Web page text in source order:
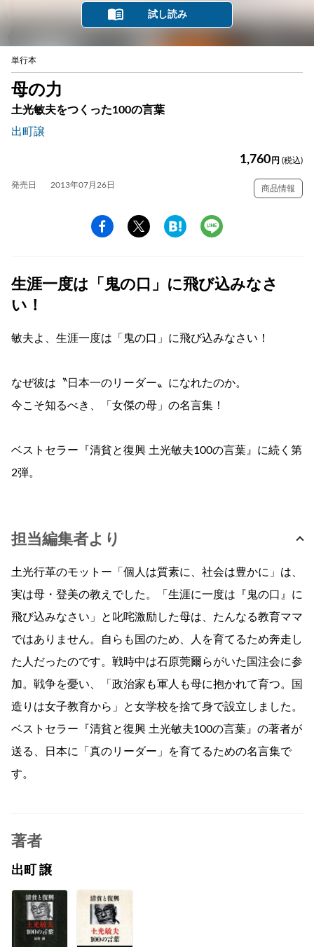
試し読み
単行本
母の力
土光敏夫をつくった100の言葉
出町譲
1,760 円 (税込)
発売日 2013年07月26日 商品情報
生涯一度は「鬼の口」に飛び込みなさ
い！
敏夫よ、生涯一度は「鬼の口」に飛び込みなさい！
なぜ彼は〝日本一のリーダー〟になれたのか。
今こそ知るべき、「女傑の母」の名言集！
ベストセラー『清貧と復興 土光敏夫100の言葉』に続く第
2弾。
担当編集者より
土光行革のモットー「個人は質素に、社会は豊かに」は、
実は母・登美の教えでした。「生涯に一度は『鬼の口』に
飛び込みなさい」と叱咤激励した母は、たんなる教育ママ
ではありません。自らも国のため、人を育てるため奔走し
た人だったのです。戦時中は石原莞爾らがいた国注会に参
加。戦争を憂い、「政治家も軍人も母に抱かれて育つ。国
造りは女子教育から」と女学校を捨て身で設立しました。
ベストセラー『清貧と復興 土光敏夫100の言葉』の著者が
送る、日本に「真のリーダー」を育てるための名言集で
す。
著者
出町 譲